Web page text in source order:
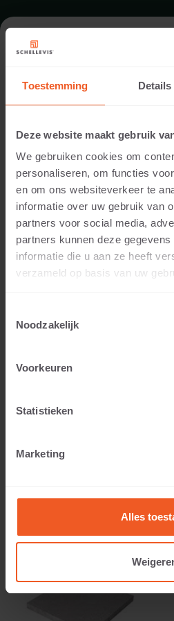
Toestemming Details
Deze website maakt gebruik
We gebruiken cookies om
personaliseren, om functies
en om ons websiteverkeer te
informatie over uw gebruik van
partners voor social media,
partners kunnen deze
informatie die u aan ze heeft
verzameld op basis van uw
Noodzakelijk
Voorkeuren
Statistieken
Marketing
Alles
FORMAT - LARGE
RANGE LARGE
50 MM THICKNESS
Applicable to:
Weight: